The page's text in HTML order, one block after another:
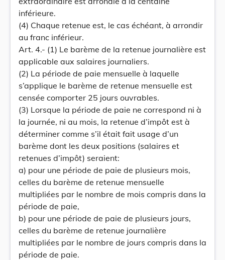
inférieure.
(4) Chaque retenue est, le cas échéant, à arrondir
au franc inférieur.
Art. 4.- (1) Le barème de la retenue journalière est
applicable aux salaires journaliers.
(2) La période de paie mensuelle à laquelle
s’applique le barème de retenue mensuelle est
censée comporter 25 jours ouvrables.
(3) Lorsque la période de paie ne correspond ni à
la journée, ni au mois, la retenue d’impôt est à
déterminer comme s’il était fait usage d’un
barème dont les deux positions (salaires et
retenues d’impôt) seraient:
a) pour une période de paie de plusieurs mois,
celles du barème de retenue mensuelle
multipliées par le nombre de mois compris dans la
période de paie,
b) pour une période de paie de plusieurs jours,
celles du barème de retenue journalière
multipliées par le nombre de jours compris dans la
période de paie.